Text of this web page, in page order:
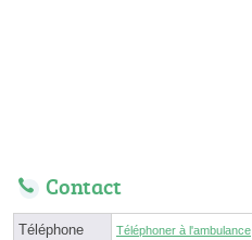
Contact
Téléphone Téléphoner à l'ambulance